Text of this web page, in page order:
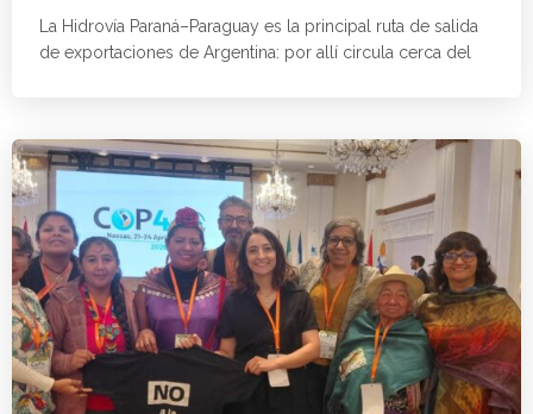
La Hidrovía Paraná–Paraguay es la principal ruta de salida
de exportaciones de Argentina: por allí circula cerca del